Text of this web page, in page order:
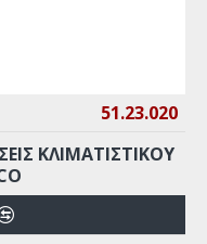
51.23.020
ΚΛΙΜΑΤΙΣΤΙΚΟΎ